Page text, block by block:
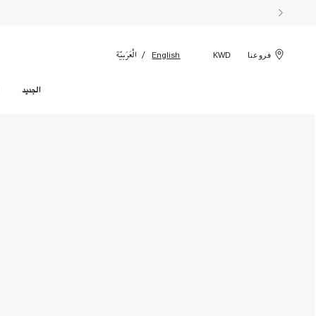
فروعنا KWD
English الْعَرَبيّة
الجديد